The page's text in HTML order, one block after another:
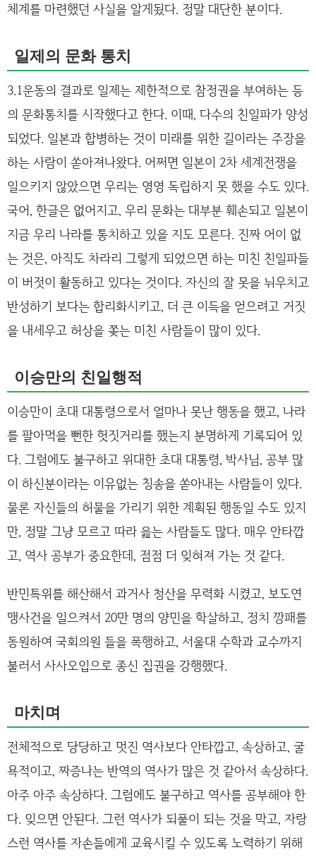
체계를 마련했던 사실을 알게됬다. 정말 대단한 분이다.
일제의 문화 통치
3.1운동의 결과로 일제는 제한적으로 참정권을 부여하는 등
의 문화통치를 시작했다고 한다. 이때, 다수의 친일파가 양성
되었다. 일본과 합병하는 것이 미래를 위한 길이라는 주장을
하는 사람이 쏟아져나왔다. 어쩌면 일본이 2차 세계전쟁을
일으키지 않았으면 우리는 영영 독립하지 못 했을 수도 있다.
국어, 한글은 없어지고, 우리 문화는 대부분 훼손되고 일본이
지금 우리 나라를 통치하고 있을 지도 모른다. 진짜 어이 없
는 것은, 아직도 차라리 그렇게 되었으면 하는 미친 친일파들
이 버젓이 활동하고 있다는 것이다. 자신의 잘 못을 뉘우치고
반성하기 보다는 합리화시키고, 더 큰 이득을 얻으려고 거짓
을 내세우고 허상을 쫒는 미친 사람들이 많이 있다.
이승만의 친일행적
이승만이 초대 대통령으로서 얼마나 못난 행동을 했고, 나라
를 팔아먹을 뻔한 헛짓거리를 했는지 분명하게 기록되어 있
다. 그럼에도 불구하고 위대한 초대 대통령, 박사님, 공부 많
이 하신분이라는 이유없는 칭송을 쏟아내는 사람들이 있다.
물론 자신들의 허물을 가리기 위한 계획된 행동일 수도 있지
만, 정말 그냥 모르고 따라 읊는 사람들도 많다. 매우 안타깝
고, 역사 공부가 중요한데, 점점 더 잊혀져 가는 것 같다.
반민특위를 해산해서 과거사 청산을 무력화 시켰고, 보도연
맹사건을 일으켜서 20만 명의 양민을 학살하고, 정치 깡패를
동원하여 국회의원 들을 폭행하고, 서울대 수학과 교수까지
불러서 사사오입으로 종신 집권을 강행했다.
마치며
전체적으로 당당하고 멋진 역사보다 안타깝고, 속상하고, 굴
욕적이고, 짜증나는 반역의 역사가 많은 것 같아서 속상하다.
아주 아주 속상하다. 그럼에도 불구하고 역사를 공부해야 한
다. 잊으면 안된다. 그런 역사가 되풀이 되는 것을 막고, 자랑
스런 역사를 자손들에게 교육시킬 수 있도록 노력하기 위해